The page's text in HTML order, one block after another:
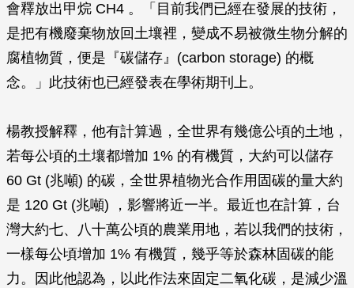
會釋放出甲烷 CH4 。「目前我們已經在發展的技術，
是把有機廢棄物放回土壤裡，變成不易被微生物分解的
腐植物質，便是『碳儲存』(carbon storage) 的概
念。」此技術也已經發表在學術期刊上。
楊教授解釋，他有計算過，全世界有幾億公頃的土地，
若每公頃的土壤都增加 1% 的有機質，大約可以儲存
60 Gt (兆噸) 的碳，全世界植物光合作用固碳的量大約
是 120 Gt (兆噸) ，影響將近一半。最近也在計算，台
灣大約七、八十萬公頃的農業用地，若以我們的技術，
一樣每公頃增加 1% 有機質，幾乎等於森林固碳的能
力。因此他認為，以此作法來固定二氧化碳，是減少溫